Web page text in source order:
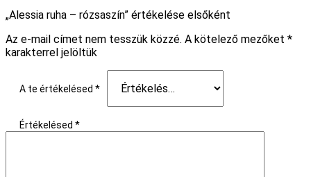
„Alessia ruha – rózsaszín” értékelése elsőként
Az e-mail címet nem tesszük közzé. A kötelező mezőket *
karakterrel jelöltük
A te értékelésed *
Értékelésed *